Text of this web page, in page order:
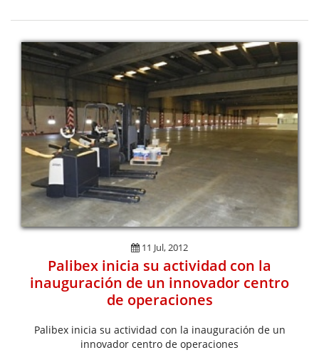
11 Jul, 2012
Palibex inicia su actividad con la
inauguración de un innovador centro
de operaciones
Palibex inicia su actividad con la inauguración de un
innovador centro de operaciones